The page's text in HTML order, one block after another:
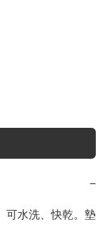
−
可水洗、快乾。墊